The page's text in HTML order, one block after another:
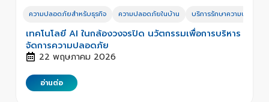
ความปลอดภัยสำหรับธุรกิจ ความปลอดภัยในบ้าน บริการรักษาความปลอดภัย
เทคโนโลยี AI ในกล้องวงจรปิด นวัตกรรมเพื่อการบริหาร
จัดการความปลอดภัย
22 พฤษภาคม 2026
อ่านต่อ